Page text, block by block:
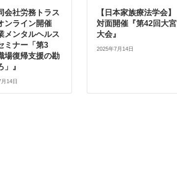
会社労務トラス
ンライン開催
メンタルヘルス
ミナー「第3
復帰支援の勘
」』
14日
【日本家族療法学会】
対面開催『第42回大宮
大会』
2025年7月14日